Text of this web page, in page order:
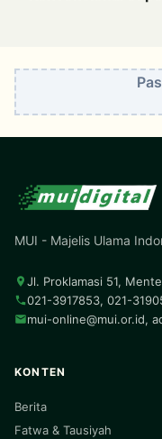
MUI - Majelis Ulama
Jl. Proklamasi 51,
021-3917853, 021-
mui-online@mui.or.id,
KONTEN
Berita
Fatwa & Tausiyah